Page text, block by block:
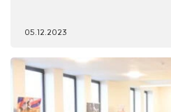
05.12.2023